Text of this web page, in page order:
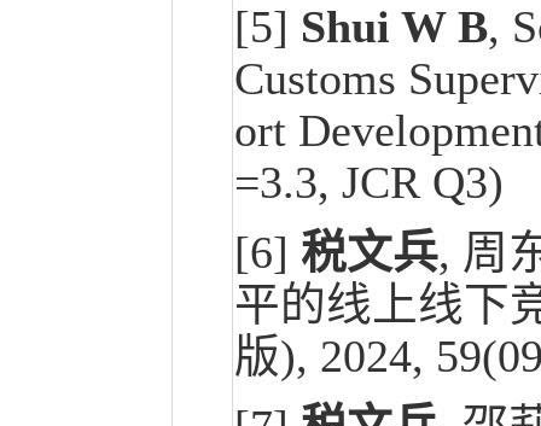
[5] Shui W B,
Customs
ort
=3.3, JCR Q3)
[6] 税文兵, 周
平的线上线下
版), 2024,